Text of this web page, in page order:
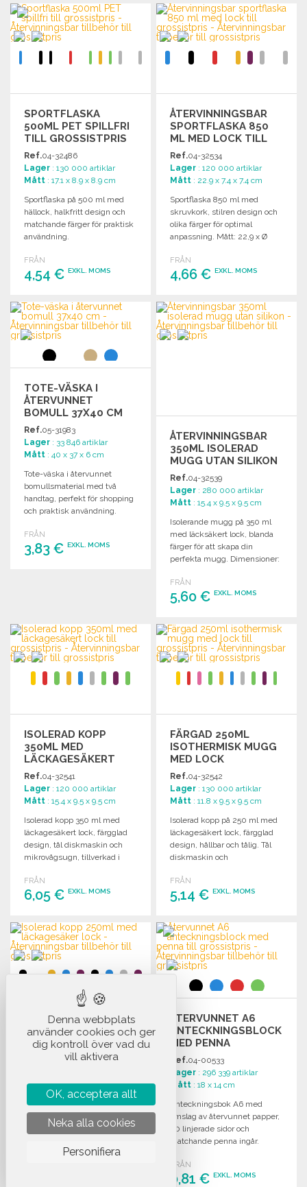
Begär offert
BESTÄLL
Begär offert
SPORTFLASKA
500ML PET SPILLFRI
TILL GROSSISTPRIS
Ref.04-32486
Lager : 130 000 artiklar
Mått : 17.1 x 8.9 x 8.9 cm
Sportflaska på 500 ml med
hällock, halkfritt design och
matchande färger för praktisk
användning.
FRÅN
4,54 € EXKL. MOMS
BESTÄLL
Begär offert
ÅTERVINNINGSBAR
SPORTFLASKA 850
ML MED LOCK TILL
GROSSISTPRIS
Ref.04-32534
Lager : 120 000 artiklar
Mått : 22.9 x 7.4 x 7.4 cm
Sportflaska 850 ml med
skruvkork, stilren design och
olika färger för optimal
anpassning. Mått: 22,9 x Ø
FRÅN
4,66 €EXKL. MOMS
BESTÄLL
Begär offert
TOTE-VÄSKA I
ÅTERVUNNET
BOMULL 37X40 CM
Ref.05-31983
Lager : 33 846 artiklar
Mått : 40 x 37 x 6 cm
Tote-väska i återvunnet
bomullsmaterial med två
handtag, perfekt för shopping
och praktisk användning.
FRÅN
3,83 € EXKL. MOMS
ÅTERVINNINGSBAR
350ML ISOLERAD
MUGG UTAN SILIKON
TILL GROSSISTPRIS
Ref.04-32539
Lager : 280 000 artiklar
Mått : 15.4 x 9.5 x 9.5 cm
Isolerande mugg på 350 ml
med läcksäkert lock, blanda
färger för att skapa din
perfekta mugg. Dimensioner:
FRÅN
5,60 €EXKL. MOMS
BESTÄLL
Begär offert
ISOLERAD KOPP
350ML MED
LÄCKAGESÄKERT
LOCK
Ref.04-32541
Lager : 120 000 artiklar
Mått : 15.4 x 9.5 x 9.5 cm
Isolerad kopp 350 ml med
läckagesäkert lock, färgglad
design, tål diskmaskin och
mikrovågsugn, tillverkad i
FRÅN
6,05 € EXKL. MOMS
BESTÄLL
Begär offert
FÄRGAD 250ML
ISOTHERMISK MUGG
MED LOCK
Ref.04-32542
Lager : 130 000 artiklar
Mått : 11.8 x 9.5 x 9.5 cm
Isolerad kopp på 250 ml med
läckagesäkert lock, färgglad
design, hållbar och tålig. Tål
diskmaskin och
FRÅN
5,14 €EXKL. MOMS
BESTÄLL
Begär offert
ISOLERAD KOPP
250ML MED
LÄCKAGESÄKER
Lager: 110 000 artiklar
: 11.8 x 9.5 x 9.5 cm
Isolerad kopp på 250 ml med
läcksäker lock, perfekt för
för en unik stil.
ÅTERVUNNET A6
ANTECKNINGSBLOCK
MED PENNA
Ref.04-00533
Lager : 296 339 artiklar
Mått : 18 x 14 cm
Anteckningsbok A6 med
omslag av återvunnet papper,
60 linjerade sidor och
matchande penna ingår.
FRÅN
0,81 €EXKL. MOMS
Denna webbplats
använder cookies och ger
dig kontroll över vad du
vill aktivera
OK, acceptera allt
Neka alla cookies
Personifiera